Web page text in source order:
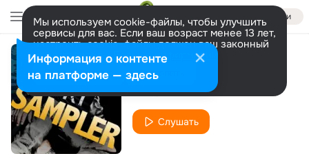
Войти
Мы используем cookie-файлы, чтобы улучшить
сервисы для вас. Если ваш возраст менее 13 лет,
настроить cookie-файлы должен ваш законный
представитель. Больше информации
Разрешить все Настроить
Песня винкс
Винкс
Слушать
Информация о контенте
на платформе — здесь